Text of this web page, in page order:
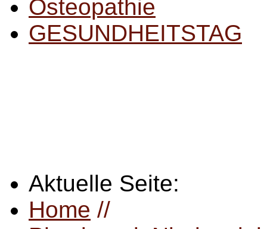
Osteopathie
GESUNDHEITSTAG
Aktuelle Seite:
Home //